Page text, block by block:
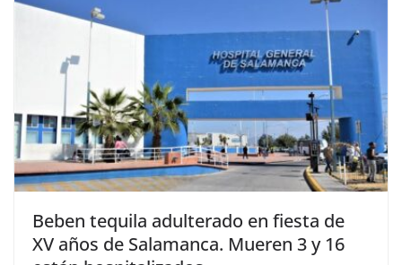
Beben tequila adulterado en fiesta de
XV años de Salamanca. Mueren 3 y 16